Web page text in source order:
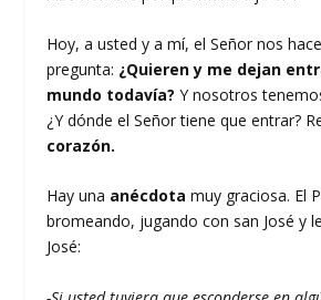
Hoy, a usted y a mí, el Señor nos
pregunta: ¿Quieren y me dejan
mundo todavía? Y nosotros
¿Y dónde el Señor tiene que entrar?
corazón.
Hay una anécdota muy graciosa. El
bromeando, jugando con san José y
José: